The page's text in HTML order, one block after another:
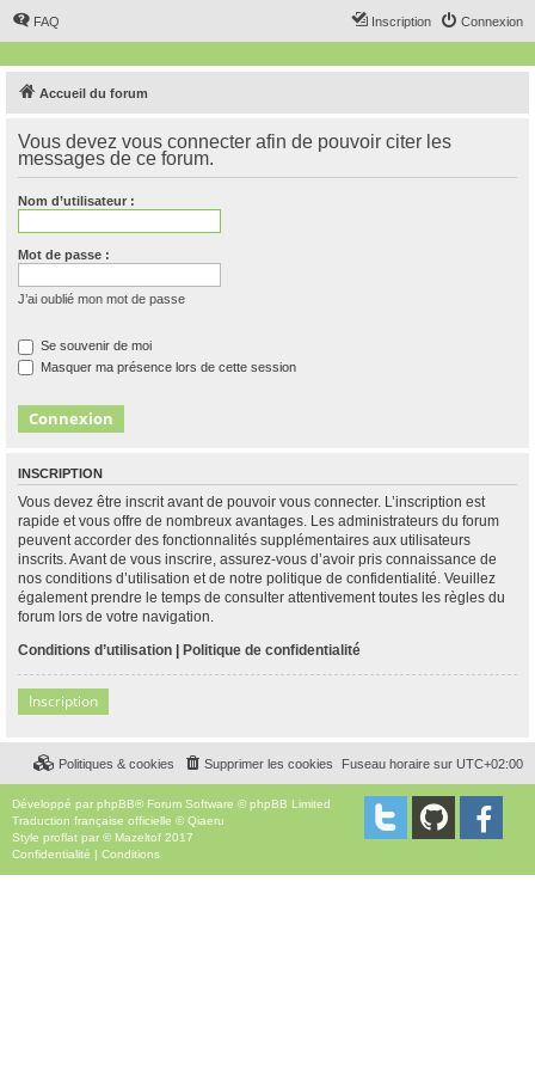
FAQ Connexion
Inscription
Accueil du forum
Vous devez vous connecter afin de pouvoir citer les
messages de ce forum.
Nom d’utilisateur :
Mot de passe :
J’ai oublié mon mot de passe
Se souvenir de moi
Masquer ma présence lors de cette session
INSCRIPTION
Vous devez être inscrit avant de pouvoir vous connecter. L’inscription est
rapide et vous offre de nombreux avantages. Les administrateurs du forum
peuvent accorder des fonctionnalités supplémentaires aux utilisateurs
inscrits. Avant de vous inscrire, assurez-vous d’avoir pris connaissance de
nos conditions d’utilisation et de notre politique de confidentialité. Veuillez
également prendre le temps de consulter attentivement toutes les règles du
forum lors de votre navigation.
Conditions d’utilisation | Politique de confidentialité
Inscription
Fuseau horaire sur UTC+02:00
Supprimer les cookies
Politiques & cookies
Développé par phpBB® Forum Software © phpBB Limited
Traduction française officielle ©Qiaeru
Style proflat par © Mazeltof 2017
Confidentialité | Conditions